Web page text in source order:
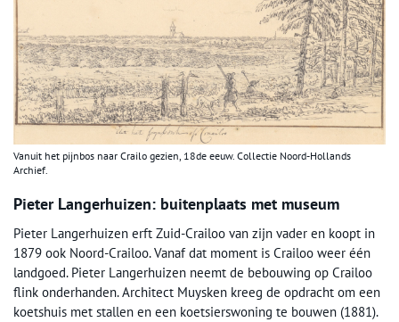
Vanuit het pijnbos naar Crailo gezien, 18de eeuw. Collectie Noord-Hollands
Archief.
Pieter Langerhuizen: buitenplaats met museum
Pieter Langerhuizen erft Zuid-Crailoo van zijn vader en koopt in
1879 ook Noord-Crailoo. Vanaf dat moment is Crailoo weer één
landgoed. Pieter Langerhuizen neemt de bebouwing op Crailoo
flink onderhanden. Architect Muysken kreeg de opdracht om een
koetshuis met stallen en een koetsierswoning te bouwen (1881).